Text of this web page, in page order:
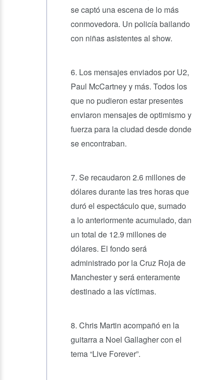
se captó una escena de lo más
conmovedora. Un policía bailando
con niñas asistentes al show.
6. Los mensajes enviados por U2,
Paul McCartney y más. Todos los
que no pudieron estar presentes
enviaron mensajes de optimismo y
fuerza para la ciudad desde donde
se encontraban.
7. Se recaudaron 2.6 millones de
dólares durante las tres horas que
duró el espectáculo que, sumado
a lo anteriormente acumulado, dan
un total de 12.9 millones de
dólares. El fondo será
administrado por la Cruz Roja de
Manchester y será enteramente
destinado a las víctimas.
8. Chris Martin acompañó en la
guitarra a Noel Gallagher con el
tema “Live Forever”.